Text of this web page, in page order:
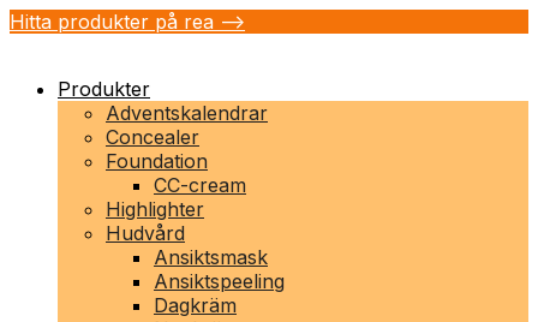
Hitta produkter på rea -->
Produkter
Adventskalendrar
Concealer
Foundation
CC-cream
Highlighter
Hudvård
Ansiktsmask
Ansiktspeeling
Dagkräm